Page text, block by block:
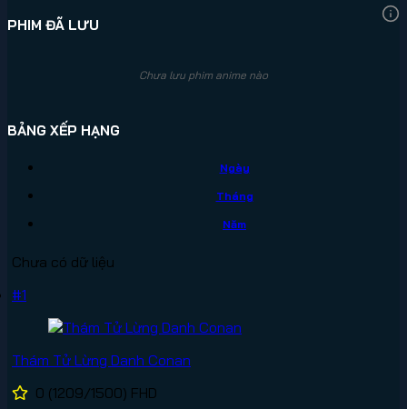
PHIM ĐÃ LƯU
Chưa lưu phim anime nào
BẢNG XẾP HẠNG
Ngày
Tháng
Năm
Chưa có dữ liệu
#1
Thám Tử Lừng Danh Conan
0 (1209/1500) FHD